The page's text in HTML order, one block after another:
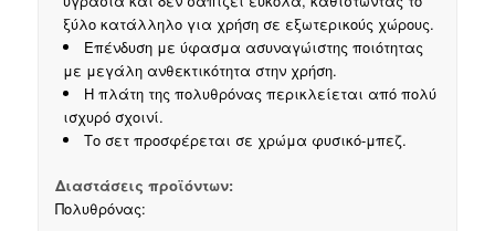
ξύλο κατάλληλο για χρήση σε εξωτερικούς χώρους.
Eπένδυση με ύφασμα ασυναγώιστης ποιότητας
με μεγάλη ανθεκτικότητα στην χρήση.
Η πλάτη της πολυθρόνας περικλείεται από πολύ
ισχυρό σχοινί.
Το σετ προσφέρεται σε χρώμα φυσικό-μπεζ.
Διαστάσεις προϊόντων:
Πολυθρόνας: